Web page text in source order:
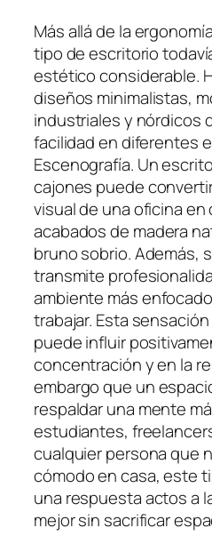
Más allá de la
tipo de escritorio
estético considerable.
diseños minimalistas,
industriales y nórdicos
facilidad en diferentes
Escenografía. Un
cajones puede
visual de una oficina en
acabados de madera
bruno sobrio. Además,
transmite
ambiente más
trabajar. Esta
puede influir
concentración y en la
embargo que un
respaldar una mente
estudiantes,
cualquier persona que
cómodo en casa, este
una respuesta actos a
mejor sin sacrificar